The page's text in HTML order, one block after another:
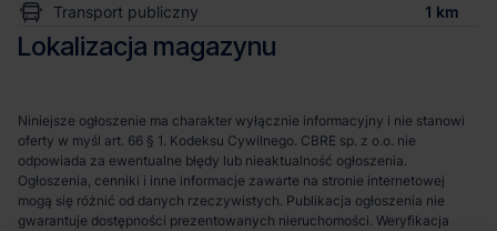
Transport publiczny
1 km
Lokalizacja magazynu
Niniejsze ogłoszenie ma charakter wyłącznie informacyjny i nie stanowi
oferty w myśl art. 66 § 1. Kodeksu Cywilnego. CBRE sp. z o.o. nie
odpowiada za ewentualne błędy lub nieaktualność ogłoszenia.
Ogłoszenia, cenniki i inne informacje zawarte na stronie internetowej
mogą się różnić od danych rzeczywistych. Publikacja ogłoszenia nie
gwarantuje dostępności prezentowanych nieruchomości. Weryfikacja